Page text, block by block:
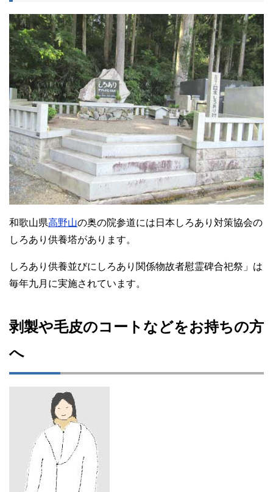
和歌山県高野山の奥の院参道には日本しろあり対策協会の
しろあり供養塔があります。
しろあり供養並びにしろあり関係物故者慰霊碑合祀祭」は
毎年九月に実施されています。
剥製や毛皮のコートなどをお持ちの方
へ